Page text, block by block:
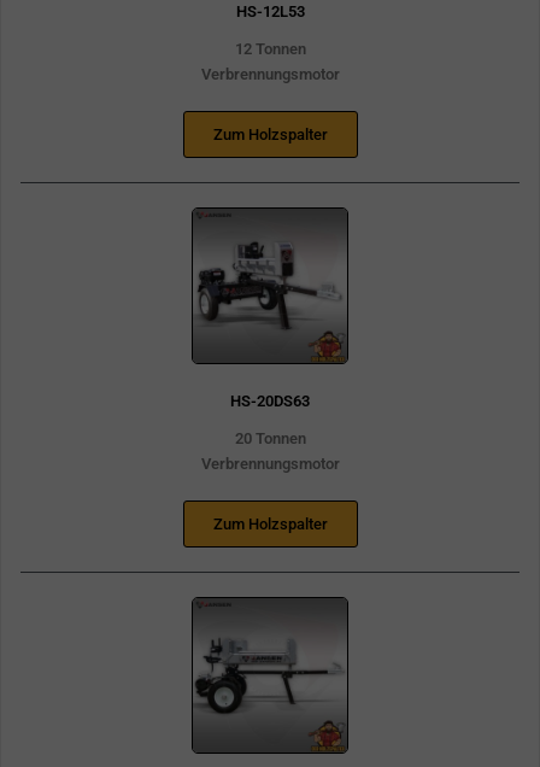
HS-12L53
12 Tonnen
Verbrennungsmotor
Zum Holzspalter
HS-20DS63
20 Tonnen
Verbrennungsmotor
Zum Holzspalter